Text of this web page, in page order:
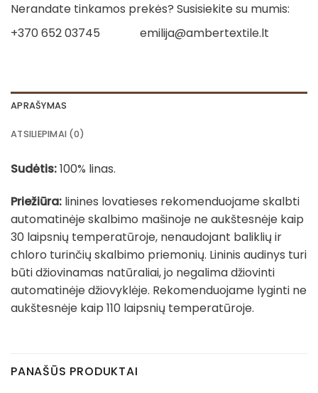
Nerandate tinkamos prekės? Susisiekite su mumis:
+370 652 03745
emilija@ambertextile.lt
APRAŠYMAS
ATSILIEPIMAI (0)
Sudėtis:100% linas.
Priežiūra: linines lovatieses rekomenduojame skalbti
automatinėje skalbimo mašinoje ne aukštesnėje kaip
30 laipsnių temperatūroje, nenaudojant baliklių ir
chloro turinčių skalbimo priemonių. Lininis audinys turi
būti džiovinamas natūraliai, jo negalima džiovinti
automatinėje džiovyklėje. Rekomenduojame lyginti ne
aukštesnėje kaip 110 laipsnių temperatūroje.
PANAŠŪS PRODUKTAI